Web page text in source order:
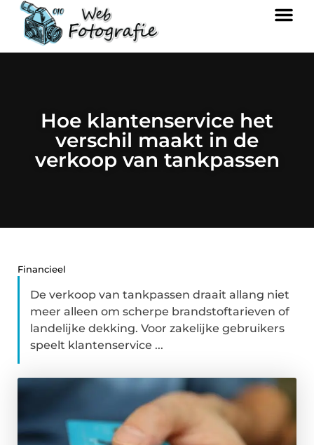
Hoe klantenservice het
verschil maakt in de
verkoop van tankpassen
Financieel
De verkoop van tankpassen draait allang niet
meer alleen om scherpe brandstoftarieven of
landelijke dekking. Voor zakelijke gebruikers
speelt klantenservice ...